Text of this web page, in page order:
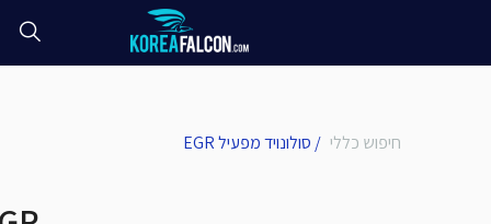
סולונויד מפעיל EGR / חיפוש כללי